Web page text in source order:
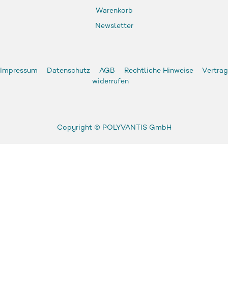
Warenkorb
Newsletter
Impressum Datenschutz AGB Rechtliche Hinweise
Vertrag
widerrufen
Copyright © POLYVANTIS GmbH